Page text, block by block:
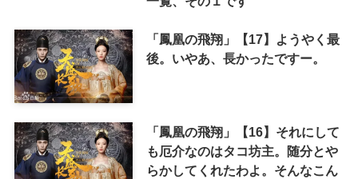
「鳳凰の飛翔」【17】ようやく最
後。いやあ、長かったですー。
「鳳凰の飛翔」【16】それにして
も厄介なのはタコ坊主。随分とや
らかしてくれたわよ。そんなこん